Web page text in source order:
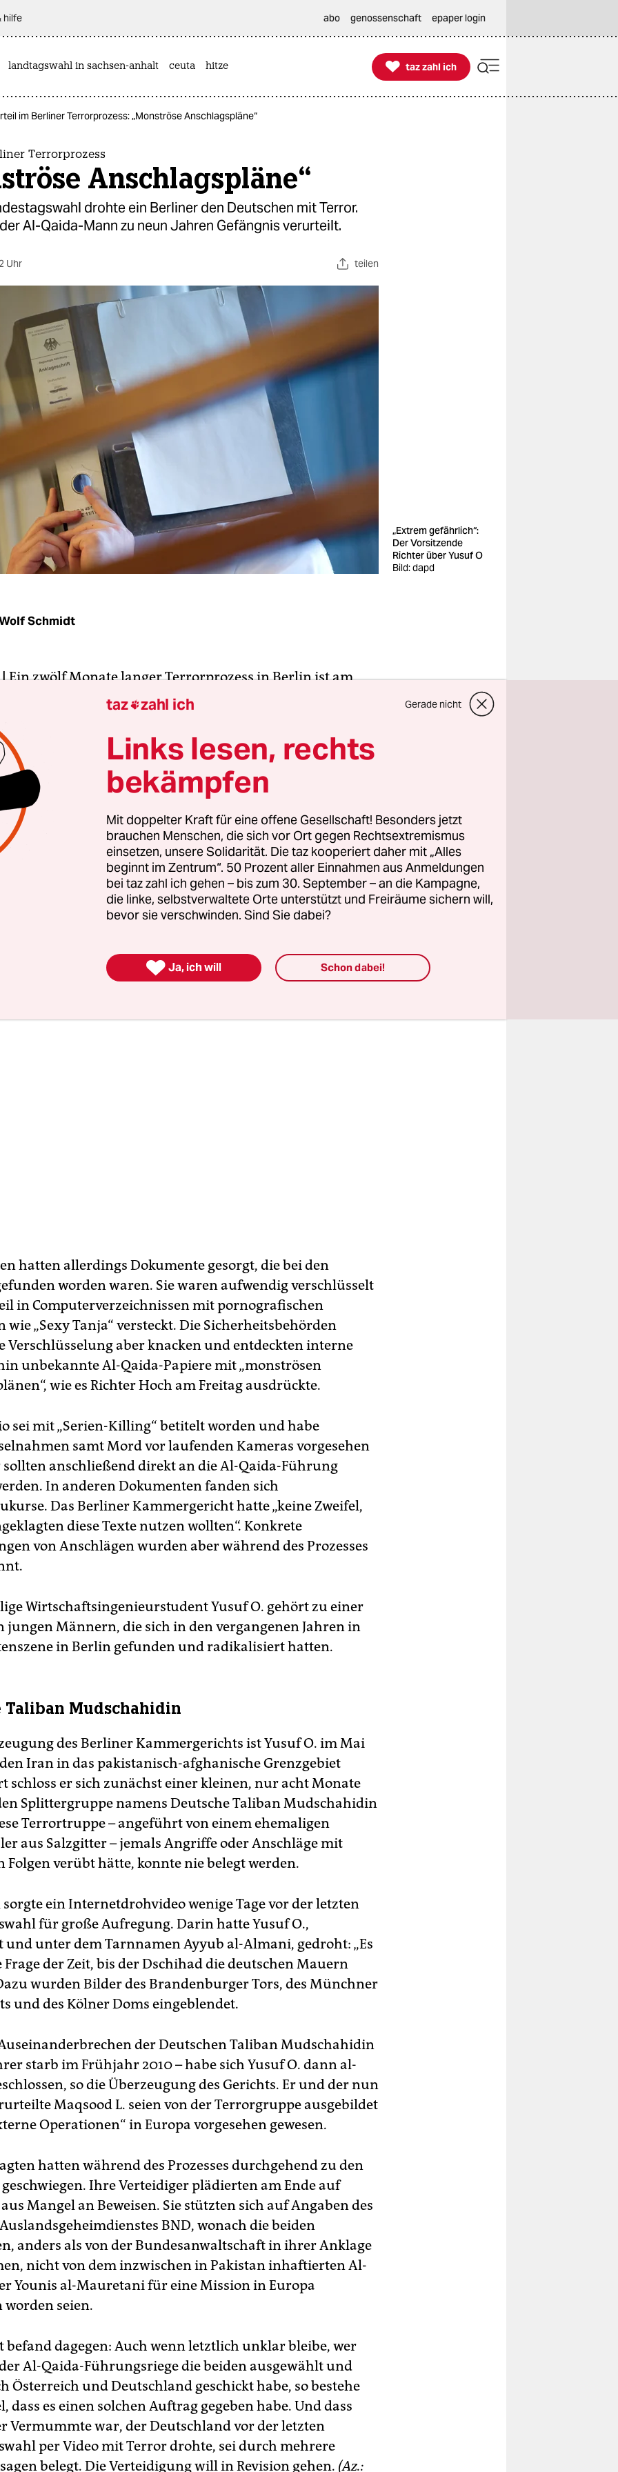
hilfe abo genossenschaft epaper login
landtagswahl in sachsen-anhalt ceuta hitze 
taz zahl ich
taz zahl ich
im Berliner Terrorprozess: „Monströse Anschlagspläne“
Terrorprozess
Anschlagspläne“
drohte ein Berliner den Deutschen mit Terror.
Al-Qaida-Mann zu neun Jahren Gefängnis verurteilt.
Uhr teilen
„Extrem gefährlich“:
Der Vorsitzende
Richter über Yusuf O
Bild: dapd
Schmidt
|Ein zwölf Monate langer Terrorprozess in Berlin ist am
hohen Haftstrafen zu Ende gegangen. Das Kammergericht
27 Jahre alten Yusuf O. unter anderem wegen Al-Qaida-
zu neun Jahren Gefängnis. Er sei eine „extrem
Person“, befand der Vorsitzende Richter Josef Hoch. Auch
Prozesses sei keinerlei Gesinnungswandel zu erkennen
mitangeklagte 23-jährige Österreicher Maqsood L. wurde
und neun Monaten Haft verurteilt.
jungen Männer waren im Mai 2011 in Wien und Berlin
worden. Nach Überzeugung des Gerichts waren sie
im Auftrag der Al-Qaida-Führung im pakistanisch-
Grenzgebiet Mitstreiter für eine Terrorzelle in Europa zu
den Yusuf O. in einer Schule anquatschte, schaltete
hatten allerdings Dokumente gesorgt, die bei den
worden waren. Sie waren aufwendig verschlüsselt
in Computerverzeichnissen mit pornografischen
wie „Sexy Tanja“ versteckt. Die Sicherheitsbehörden
Verschlüsselung aber knacken und entdeckten interne
unbekannte Al-Qaida-Papiere mit „monströsen
wie es Richter Hoch am Freitag ausdrückte.
sei mit „Serien-Killing“ betitelt worden und habe
samt Mord vor laufenden Kameras vorgesehen
sollten anschließend direkt an die Al-Qaida-Führung
In anderen Dokumenten fanden sich
Das Berliner Kammergericht hatte „keine Zweifel,
diese Texte nutzen wollten“. Konkrete
von Anschlägen wurden aber während des Prozesses
Wirtschaftsingenieurstudent Yusuf O. gehört zu einer
jungen Männern, die sich in den vergangenen Jahren in
in Berlin gefunden und radikalisiert hatten.
Taliban Mudschahidin
des Berliner Kammergerichts ist Yusuf O. im Mai
Iran in das pakistanisch-afghanische Grenzgebiet
schloss er sich zunächst einer kleinen, nur acht Monate
Splittergruppe namens Deutsche Taliban Mudschahidin
Terrortruppe – angeführt von einem ehemaligen
aus Salzgitter – jemals Angriffe oder Anschläge mit
Folgen verübt hätte, konnte nie belegt werden.
ein Internetdrohvideo wenige Tage vor der letzten
für große Aufregung. Darin hatte Yusuf O.,
unter dem Tarnnamen Ayyub al-Almani, gedroht: „Es
der Zeit, bis der Dschihad die deutschen Mauern
wurden Bilder des Brandenburger Tors, des Münchner
und des Kölner Doms eingeblendet.
der Deutschen Taliban Mudschahidin
starb im Frühjahr 2010 – habe sich Yusuf O. dann al-
so die Überzeugung des Gerichts. Er und der nun
Maqsood L. seien von der Terrorgruppe ausgebildet
Operationen“ in Europa vorgesehen gewesen.
hatten während des Prozesses durchgehend zu den
Ihre Verteidiger plädierten am Ende auf
Mangel an Beweisen. Sie stützten sich auf Angaben des
BND, wonach die beiden
anders als von der Bundesanwaltschaft in ihrer Anklage
nicht von dem inzwischen in Pakistan inhaftierten Al-
Younis al-Mauretani für eine Mission in Europa
worden seien.
befand dagegen: Auch wenn letztlich unklar bleibe, wer
Al-Qaida-Führungsriege die beiden ausgewählt und
Österreich und Deutschland geschickt habe, so bestehe
dass es einen solchen Auftrag gegeben habe. Und dass
Vermummte war, der Deutschland vor der letzten
per Video mit Terror drohte, sei durch mehrere
belegt. Die Verteidigung will in Revision gehen. (Az.:
taz zahl ich Gerade nicht
Links lesen, rechts
bekämpfen
Mit doppelter Kraft für eine offene Gesellschaft! Besonders jetzt
brauchen Menschen, die sich vor Ort gegen Rechtsextremismus
einsetzen, unsere Solidarität. Die taz kooperiert daher mit „Alles
beginnt im Zentrum“. 50 Prozent aller Einnahmen aus Anmeldungen
bei taz zahl ich gehen – bis zum 30. September – an die Kampagne,
die linke, selbstverwaltete Orte unterstützt und Freiräume sichern will,
bevor sie verschwinden. Sind Sie dabei?
 Ja, ich will Schon dabei!